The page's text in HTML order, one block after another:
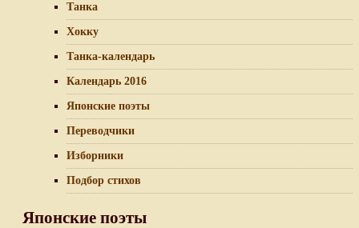
Танка
Хокку
Танка-календарь
Календарь 2016
Японские поэты
Переводчики
Изборники
Подбор стихов
Японские поэты